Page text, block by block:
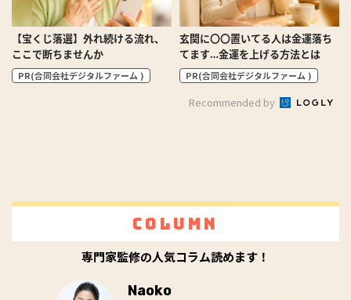
【宝くじ落選】外れ続ける流れ、
ここで断ちませんか
PR(合同会社デジタルファーム )
玄関に〇〇置いてる人は金運落ち
てます…金運を上げる方法とは
PR(合同会社デジタルファーム )
Recommended by
Column
専門家監修の人気コラム読めます！
Naoko